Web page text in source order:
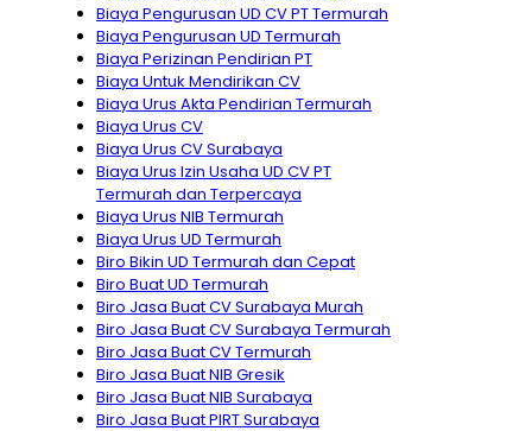
Biaya Pengurusan UD CV PT Termurah
Biaya Pengurusan UD Termurah
Biaya Perizinan Pendirian PT
Biaya Untuk Mendirikan CV
Biaya Urus Akta Pendirian Termurah
Biaya Urus CV
Biaya Urus CV Surabaya
Biaya Urus Izin Usaha UD CV PT
Termurah dan Terpercaya
Biaya Urus NIB Termurah
Biaya Urus UD Termurah
Biro Bikin UD Termurah dan Cepat
Biro Buat UD Termurah
Biro Jasa Buat CV Surabaya Murah
Biro Jasa Buat CV Surabaya Termurah
Biro Jasa Buat CV Termurah
Biro Jasa Buat NIB Gresik
Biro Jasa Buat NIB Surabaya
Biro Jasa Buat PIRT Surabaya